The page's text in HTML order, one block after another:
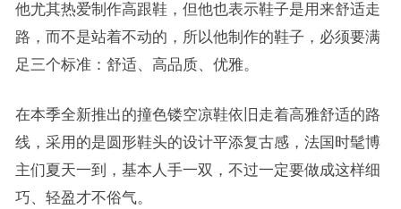
他尤其热爱制作高跟鞋，但他也表示鞋子是用来舒适走
路，而不是站着不动的，所以他制作的鞋子，必须要满
足三个标准：舒适、高品质、优雅。
在本季全新推出的撞色镂空凉鞋依旧走着高雅舒适的路
线，采用的是圆形鞋头的设计平添复古感，法国时髦博
主们夏天一到，基本人手一双，不过一定要做成这样细
巧、轻盈才不俗气。